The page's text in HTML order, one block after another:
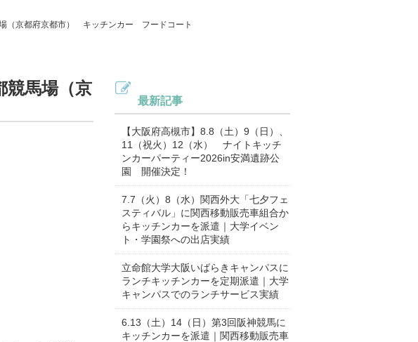
（京都府京都市） キッチンカー フードコート
競馬場（京
最新記事
【大阪府高槻市】8.8（土）9（日）、
11（祝火）12（水） ナイトキッチ
ンカーパーティー2026in安満遺跡公
園 開催決定！
7.7（火）8（水）関西外大「七夕フェ
スティバル」に関西移動販売車組合か
らキッチンカーを派遣｜大学イベン
ト・学園祭への出店実績
立命館大学大阪いばらきキャンパスに
ランチキッチンカーを定期派遣｜大学
キャンパスでのランチサービス実績
6.13（土）14（日）第3回阪神競馬に
キッチンカーを派遣｜関西移動販売車